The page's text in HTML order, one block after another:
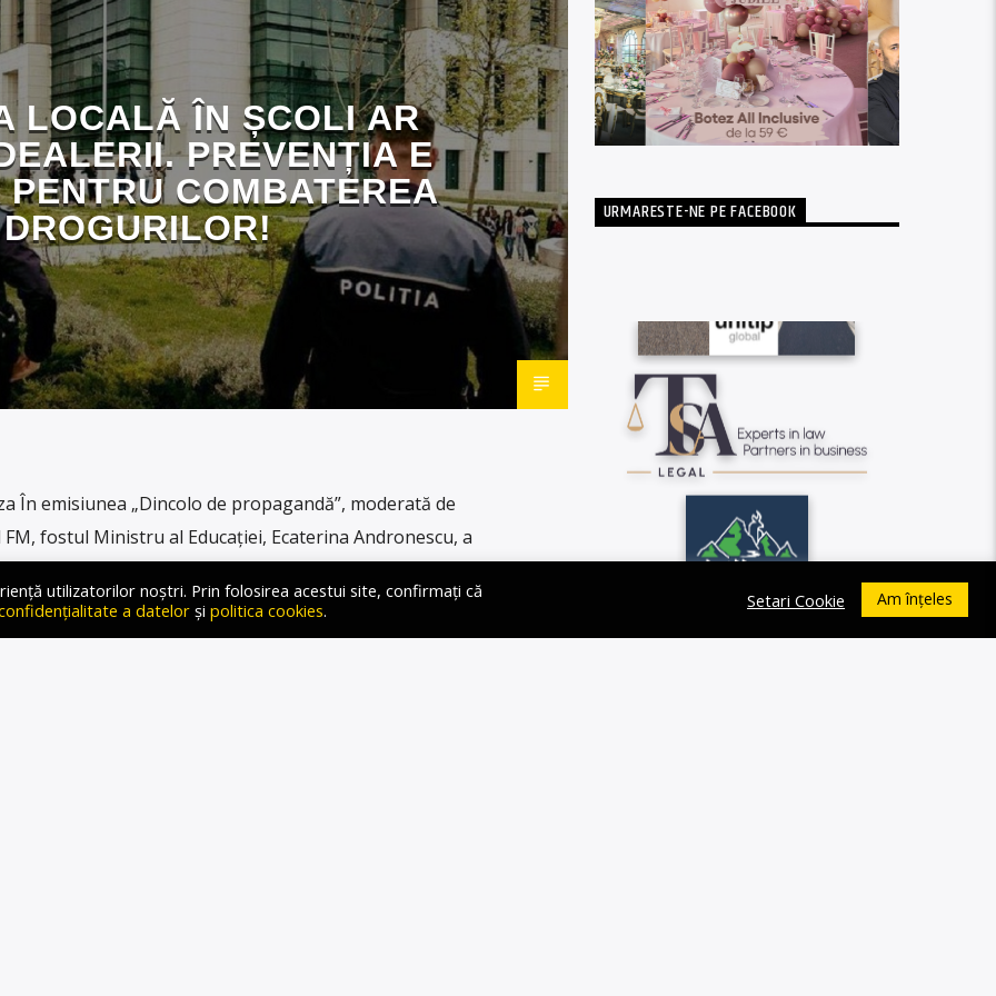
LOCALĂ ÎN ȘCOLI AR
PREVENȚIA E
COMBATEREA
DROGURILOR!
În emisiunea „Dincolo de propagandă”, moderată de
FM, fostul Ministru al Educației, Ecaterina Andronescu, a
droguri. Subiectul consumului generalizat de droguri a
Klaus Iohannis în […]
URMARESTE-NE PE FACEBOOK
utilizatorilor noștri. Prin folosirea acestui site, confirmați că
a datelorși politica cookies. Setari Cookie Am înțeles